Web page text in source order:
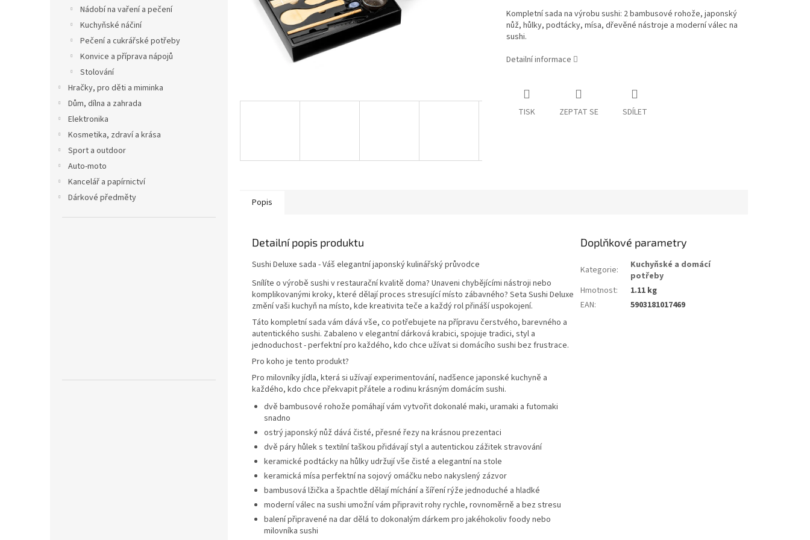
Nádobí na vaření a pečení
Kuchyňské náčiní
Pečení a cukrářské potřeby
Konvice a příprava nápojů
Stolování
Hračky, pro děti a miminka
Dům, dílna a zahrada
Elektronika
Kosmetika, zdraví a krása
Sport a outdoor
Auto-moto
Kancelář a papírnictví
Dárkové předměty
Kompletní sada na výrobu sushi: 2 bambusové rohože, japonský
nůž, hůlky, podtácky, mísa, dřevěné nástroje a moderní válec na
sushi.
Detailní informace
TISK ZEPTAT SE SDÍLET
Popis
Detailní popis produktu
Sushi Deluxe sada - Váš elegantní japonský kulinářský průvodce
Snílíte o výrobě sushi v restaurační kvalitě doma? Unaveni chybějícími nástroji nebo
komplikovanými kroky, které dělají proces stresující místo zábavného? Seta Sushi Deluxe
změní vaši kuchyň na místo, kde kreativita teče a každý rol přináší uspokojení.
Táto kompletní sada vám dává vše, co potřebujete na přípravu čerstvého, barevného a
autentického sushi. Zabaleno v elegantní dárková krabici, spojuje tradici, styl a
jednoduchost - perfektní pro každého, kdo chce užívat si domácího sushi bez frustrace.
Pro koho je tento produkt?
Pro milovníky jídla, která si užívají experimentování, nadšence japonské kuchyně a
každého, kdo chce překvapit přátele a rodinu krásným domácím sushi.
dvě bambusové rohože pomáhají vám vytvořit dokonalé maki, uramaki a futomaki
snadno
ostrý japonský nůž dává čisté, přesné řezy na krásnou prezentaci
dvě páry hůlek s textilní taškou přidávají styl a autentickou zážitek stravování
keramické podtácky na hůlky udržují vše čisté a elegantní na stole
keramická mísa perfektní na sojový omáčku nebo nakyslený zázvor
bambusová lžička a špachtle dělají míchání a šíření rýže jednoduché a hladké
moderní válec na sushi umožní vám připravit rohy rychle, rovnoměrně a bez stresu
balení připravené na dar dělá to dokonalým dárkem pro jakéhokoliv foody nebo
milovníka sushi
Doplňkové parametry
Kategorie:
Kuchyňské a domácí
potřeby
Hmotnost:
1.11 kg
EAN: 5903181017469